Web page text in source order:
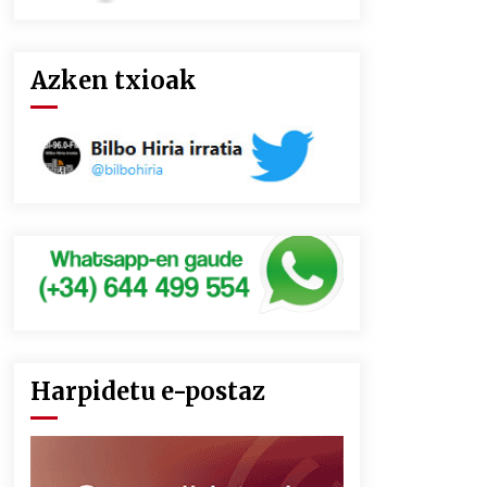
Azken txioak
Harpidetu e-postaz